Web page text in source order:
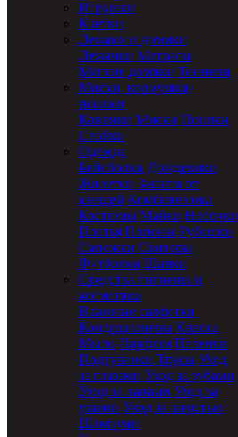
Игрушки
Клетки
Лежаки и домики
Лежанки Матрасы
Мягкие домики Тоннели
Миски, кормушки,
поилки
Коврики Миски Поилки
Стойки
Одежда
Бейсболки Дождевики
Жилетки Защита от
клещей Комбинезоны
Костюмы Майки Носочки
Платья Попоны Рубашки
Сапожки Свитеры
Футболки Шапки
Средства гигиены и
косметика
Влажные салфетки
Кондиционеры Краска
Мыло Парфюм Пеленки
Подгузники Трусы Уход
за глазами Уход за зубами
Уход за лапами Уход за
ушами Уход за шерстью
Шампуни